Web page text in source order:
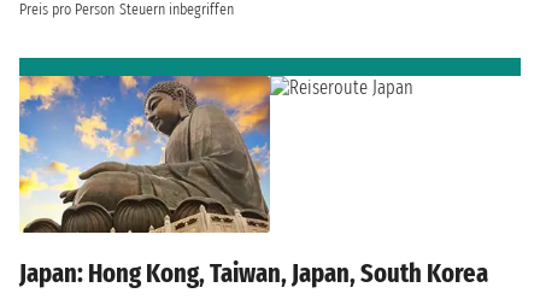
Preis pro Person Steuern inbegriffen
Japan: Hong Kong, Taiwan, Japan, South Korea